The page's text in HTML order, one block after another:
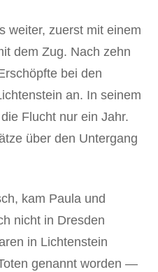
weiter, zuerst mit einem
dem Zug. Nach zehn
bei den
an. In seinem
Flucht nur ein Jahr.
über den Untergang
kam Paula und
nicht in Dresden
in Lichtenstein
genannt worden —